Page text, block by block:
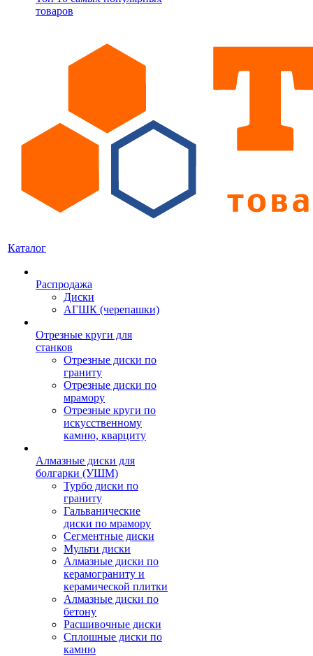
товаров
Каталог
Распродажа
Диски
АГШК (черепашки)
Отрезные круги для
станков
Отрезные диски по
граниту
Отрезные диски по
мрамору
Отрезные круги по
искусственному
камню, кварциту
Алмазные диски для
болгарки (УШМ)
Турбо диски по
граниту
Гальванические
диски по мрамору
Сегментные диски
Мульти диски
Алмазные диски по
керамограниту и
керамической плитки
Алмазные диски по
бетону
Расшивочные диски
Сплошные диски по
камню